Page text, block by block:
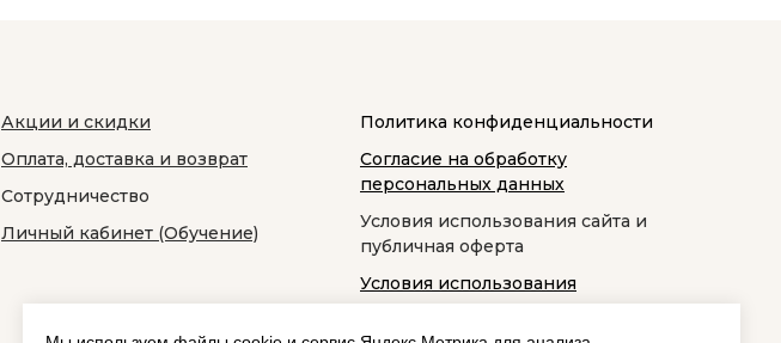
Акции и скидки
Оплата, доставка и возврат
Сотрудничество
Личный кабинет (Обучение)
Политика конфиденциальности
Согласие на обработку
персональных данных
Условия использования сайта и
публичная оферта
Условия использования
космецевтики